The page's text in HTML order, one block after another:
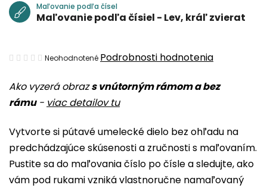
Ako vyzerá obrazs vnútorným rámom a bez
rámu- viac detailov tu
Vytvorte si pútavé umelecké dielo bez ohľadu na
predchádzajúce skúsenosti a zručnosti s maľovaním.
Pustite sa do maľovania číslo po čísle a sledujte, ako
vám pod rukami vzniká vlastnoručne namaľovaný
Maľovanie podľa čísel
Maľovanie podľa čísiel - Lev, kráľ zvierat
Priemerné
produktu
je
z
5
hviezdičiek.
Neohodnotené Podrobnosti hodnotenia